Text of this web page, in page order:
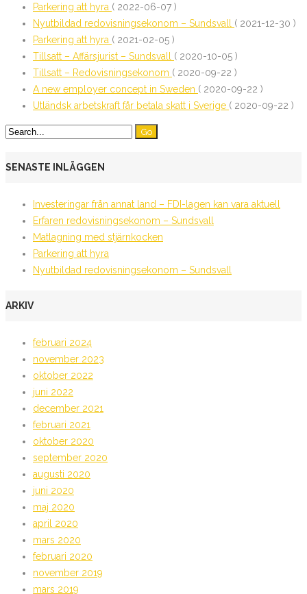
Parkering att hyra ( 2022-06-07 )
Nyutbildad redovisningsekonom – Sundsvall ( 2021-12-30 )
Parkering att hyra ( 2021-02-05 )
Tillsatt – Affärsjurist – Sundsvall ( 2020-10-05 )
Tillsatt – Redovisningsekonom ( 2020-09-22 )
A new employer concept in Sweden ( 2020-09-22 )
Utländsk arbetskraft får betala skatt i Sverige ( 2020-09-22 )
SENASTE INLÄGGEN
Investeringar från annat land – FDI-lagen kan vara aktuell
Erfaren redovisningsekonom – Sundsvall
Matlagning med stjärnkocken
Parkering att hyra
Nyutbildad redovisningsekonom – Sundsvall
ARKIV
februari 2024
november 2023
oktober 2022
juni 2022
december 2021
februari 2021
oktober 2020
september 2020
augusti 2020
juni 2020
maj 2020
april 2020
mars 2020
februari 2020
november 2019
mars 2019